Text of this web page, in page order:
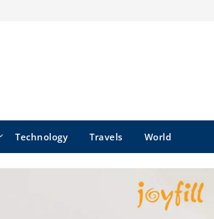
Technology Travels World